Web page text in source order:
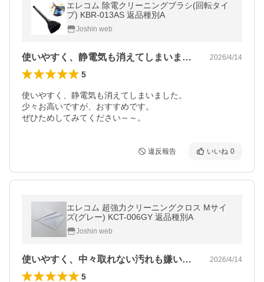
エレコム 除電クリーニングブラシ(回転タイ
プ) KBR-013AS 返品種別A
Joshin web
使いやすく、静電気も消えてしまいました… 2026/4/14
5
使いやすく、静電気も消えてしまいました。
少々お高いですが、おすすめです。
違反報告 いいね 0
エレコム 超強力クリーニングクロス Mサイ
ズ(グレー) KCT-006GY 返品種別A
Joshin web
使いやすく、中々取れない汚れも嫌いに取… 2026/4/14
5